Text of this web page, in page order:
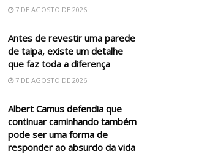
7 DE AGOSTO DE 2026
Antes de revestir uma parede
de taipa, existe um detalhe
que faz toda a diferença
7 DE AGOSTO DE 2026
Albert Camus defendia que
continuar caminhando também
pode ser uma forma de
responder ao absurdo da vida